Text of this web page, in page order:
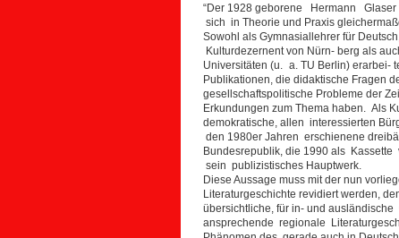
“Der 1928 geborene Hermann
sich in Theorie und Praxis
Sowohl als Gymnasiallehrer für
Kulturdezernent von Nürn- berg als
Universitäten (u. a. TU Berlin) erarbei-
Publikationen, die didaktische Fragen
gesellschaftspolitische Probleme der
Erkundungen zum Thema haben. Als
demokratische, allen interessierten
den 1980er Jahren erschienene
Bundesrepublik, die 1990 als
sein publizistisches Hauptwerk.
Diese Aussage muss mit der nun
Literaturgeschichte revidiert werden,
übersichtliche, für in- und
ansprechende regionale